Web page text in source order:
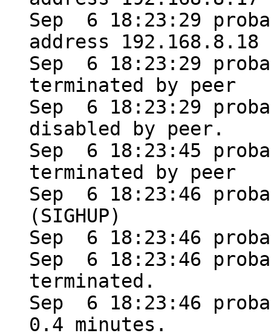
Sep 6 18:23:29
address 192.168.8.18
Sep 6 18:23:29
terminated by peer
Sep 6 18:23:29
disabled by peer.
Sep 6 18:23:45
terminated by peer
Sep 6 18:23:46
(SIGHUP)
Sep 6 18:23:46 proba
Sep 6 18:23:46
terminated.
Sep 6 18:23:46
0.4 minutes.